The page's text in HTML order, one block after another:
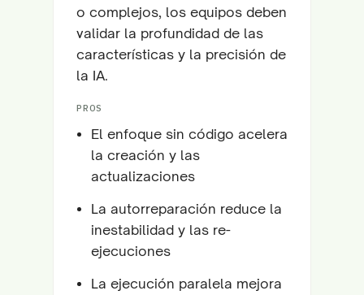
o complejos, los equipos deben
validar la profundidad de las
características y la precisión de
la IA.
PROS
El enfoque sin código acelera
la creación y las
actualizaciones
La autorreparación reduce la
inestabilidad y las re-
ejecuciones
La ejecución paralela mejora